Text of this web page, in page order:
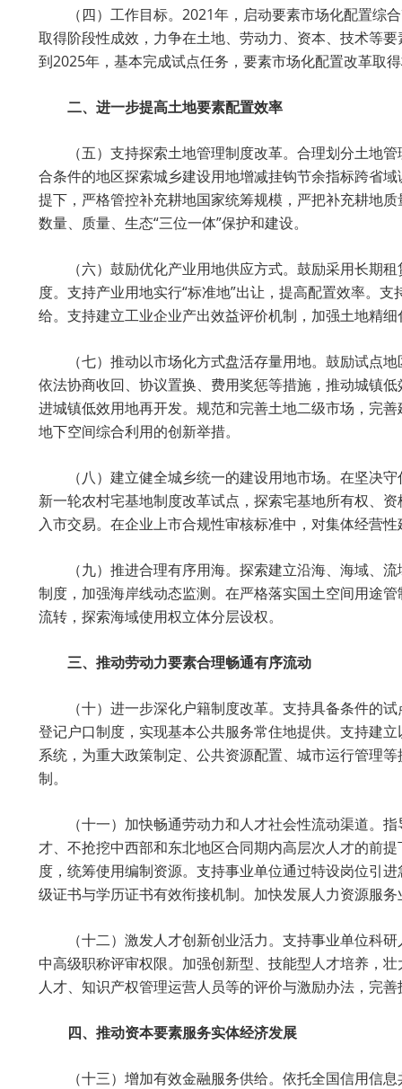
（四）工作目标。2021年，启动要素市场化配置
取得阶段性成效，力争在土地、劳动力、资本、技术等
到2025年，基本完成试点任务，要素市场化配置改革取
二、进一步提高土地要素配置效率
（五）支持探索土地管理制度改革。合理划分土地
合条件的地区探索城乡建设用地增减挂钩节余指标跨省
提下，严格管控补充耕地国家统筹规模，严把补充耕地
数量、质量、生态“三位一体”保护和建设。
（六）鼓励优化产业用地供应方式。鼓励采用长期
度。支持产业用地实行“标准地”出让，提高配置效率。
给。支持建立工业企业产出效益评价机制，加强土地精
（七）推动以市场化方式盘活存量用地。鼓励试点
依法协商收回、协议置换、费用奖惩等措施，推动城镇
进城镇低效用地再开发。规范和完善土地二级市场，完
地下空间综合利用的创新举措。
（八）建立健全城乡统一的建设用地市场。在坚决
新一轮农村宅基地制度改革试点，探索宅基地所有权、
入市交易。在企业上市合规性审核标准中，对集体经营
（九）推进合理有序用海。探索建立沿海、海域、
制度，加强海岸线动态监测。在严格落实国土空间用途
流转，探索海域使用权立体分层设权。
三、推动劳动力要素合理畅通有序流动
（十）进一步深化户籍制度改革。支持具备条件的
登记户口制度，实现基本公共服务常住地提供。支持建
系统，为重大政策制定、公共资源配置、城市运行管理
制。
（十一）加快畅通劳动力和人才社会性流动渠道。
才、不抢挖中西部和东北地区合同期内高层次人才的前
度，统筹使用编制资源。支持事业单位通过特设岗位引
级证书与学历证书有效衔接机制。加快发展人力资源服
（十二）激发人才创新创业活力。支持事业单位科
中高级职称评审权限。加强创新型、技能型人才培养，
人才、知识产权管理运营人员等的评价与激励办法，完
四、推动资本要素服务实体经济发展
（十三）增加有效金融服务供给。依托全国信用信